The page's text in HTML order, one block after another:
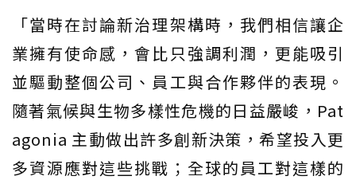
「當時在討論新治理架構時，我們相信讓企
業擁有使命感，會比只強調利潤，更能吸引
並驅動整個公司、員工與合作夥伴的表現。
隨著氣候與生物多樣性危機的日益嚴峻，Pat
agonia 主動做出許多創新決策，希望投入更
多資源應對這些挑戰；全球的員工對這樣的